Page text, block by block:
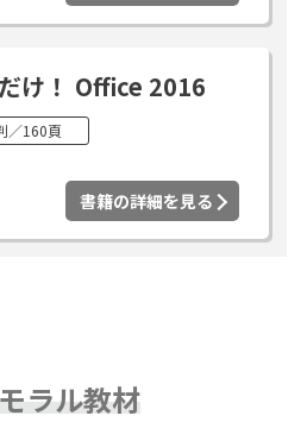
け！ Office 2016
／160頁
書籍の詳細を見る
ラル教材